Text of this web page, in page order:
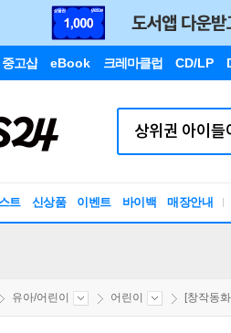
중고샵 eBook 크레마클럽 CD/LP
트 신상품 이벤트 바이백 매장안내
유아/어린이 어린이 [창작동